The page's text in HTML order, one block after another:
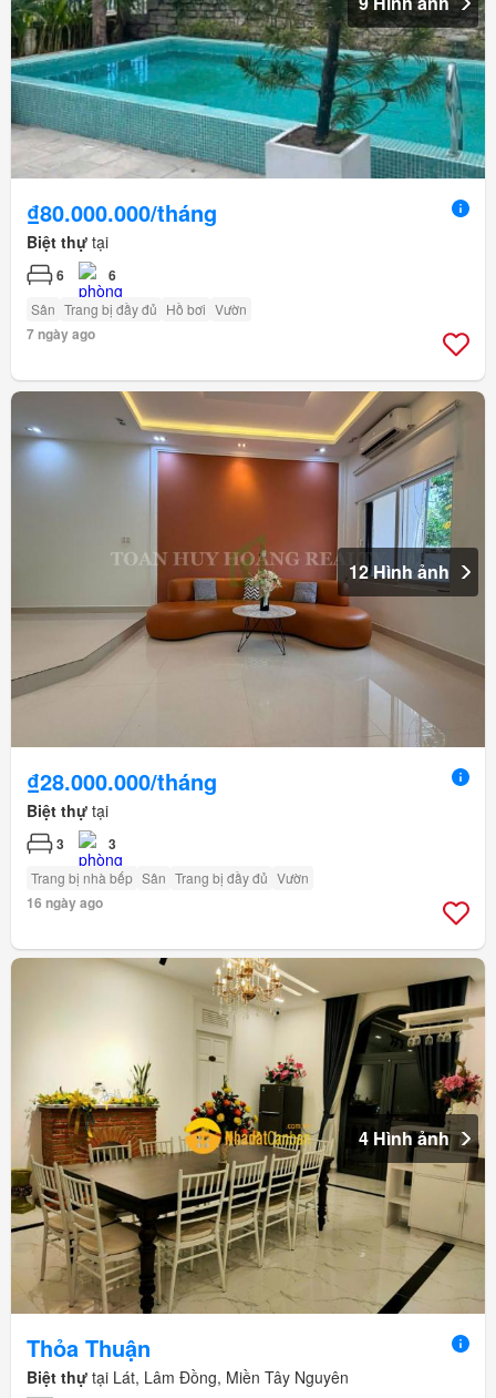
₫80.000.000/tháng
Biệt thự tại
6 6
Sân Trang bị đầy đủ Hồ bơi Vườn
7 ngày ago
12 Hình ảnh
₫28.000.000/tháng
Biệt thự tại
3 3
Trang bị nhà bếp Sân Trang bị đầy đủ Vườn
16 ngày ago
4 Hình ảnh
Thỏa Thuận
Biệt thự tại Lát, Lâm Đồng, Miền Tây Nguyên